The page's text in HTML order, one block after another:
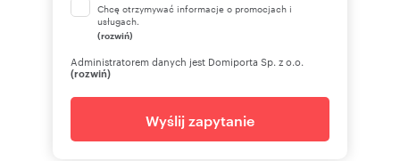
Chcę otrzymywać informacje o promocjach i
usługach.
(rozwiń)
Administratorem danych jest Domiporta Sp. z o.o.
(rozwiń)
Wyślij zapytanie